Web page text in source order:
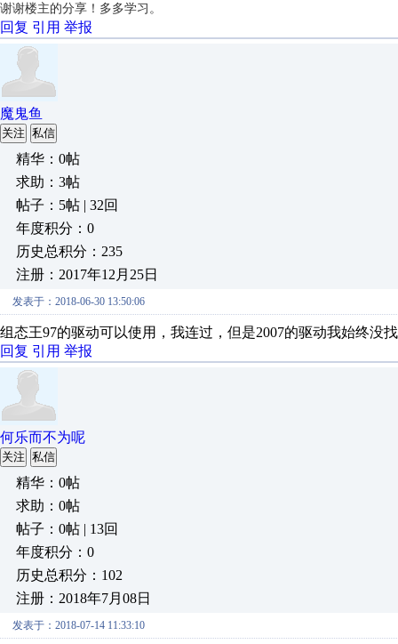
谢谢楼主的分享！多多学习。
回复 引用 举报
魔鬼鱼
关注 私信
精华：0帖
求助：3帖
帖子：5帖 | 32回
年度积分：0
历史总积分：235
注册：2017年12月25日
发表于：2018-06-30 13:50:06
组态王97的驱动可以使用，我连过，但是2007的驱动我始终没
回复 引用 举报
何乐而不为呢
关注 私信
精华：0帖
求助：0帖
帖子：0帖 | 13回
年度积分：0
历史总积分：102
注册：2018年7月08日
发表于：2018-07-14 11:33:10